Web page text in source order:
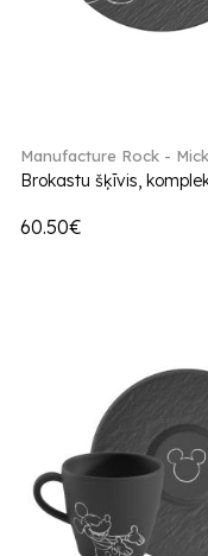
Manufacture Rock -
Brokastu šķīvis,
60.50€